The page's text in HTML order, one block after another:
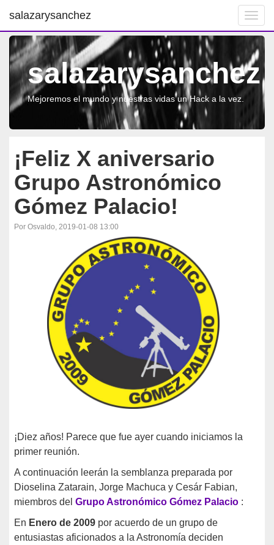
salazarysanchez
salazarysanchez
Mejoremos el mundo y nuestras vidas un Hack a la vez.
¡Feliz X aniversario
Grupo Astronómico
Gómez Palacio!
Por Osvaldo, 2019-01-08 13:00
¡Diez años! Parece que fue ayer cuando iniciamos la
primer reunión.
A continuación leerán la semblanza preparada por
Dioselina Zatarain, Jorge Machuca y Cesár Fabian,
miembros del Grupo Astronómico Gómez Palacio :
En Enero de 2009 por acuerdo de un grupo de
entusiastas aficionados a la Astronomía deciden